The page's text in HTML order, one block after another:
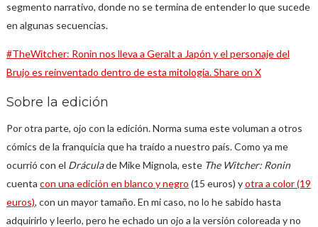
segmento narrativo, donde no se termina de entender lo que sucede
en algunas secuencias.
#TheWitcher: Ronin nos lleva a Geralt a Japón y el personaje del
Brujo es reinventado dentro de esta mitología.Share on X
Sobre la edición
Por otra parte, ojo con la edición. Norma suma este voluman a otros
cómics de la franquicia que ha traído a nuestro país. Como ya me
ocurrió con el Dráculade Mike Mignola, este The Witcher: Ronin
cuenta con una edición en blanco y negro (15 euros) yotra a color (19
euros), con un mayor tamaño. En mi caso, no lo he sabido hasta
adquirirlo y leerlo, pero he echado un ojo a la versión coloreada y no